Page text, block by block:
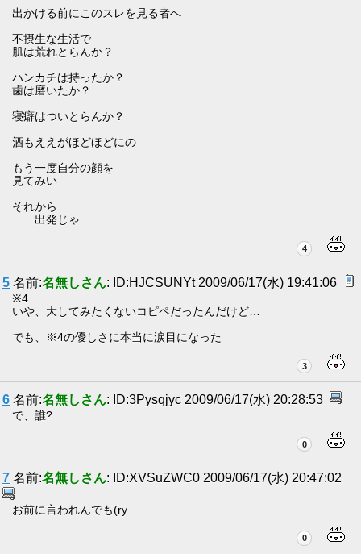
出かける前にこのスレを見る者へ
不摂生な生活で
肌は荒れとらんか？
ハンカチは持ったか？
歯は磨いたか？
寝癖はついとらんか？
酒もええがほどほどにの
もう一度自分の顔を
見てみい
それから
出発じゃ
4
5 名前:名無しさん: ID:HJCSUNYt 2009/06/17(水) 19:41:06
※4
いや、大してみたくないコピペだったんだけど…
でも、※4の優しさに本当に涙目になった
3
6 名前:名無しさん: ID:3Pysqjyc 2009/06/17(水) 20:28:53
で、誰?
0
7 名前:名無しさん: ID:XVSuZWC0 2009/06/17(水) 20:47:02
お前に言われんでも(ry
0